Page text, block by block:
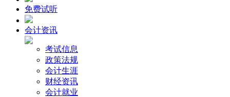
免费试听
会计资讯
考试信息
政策法规
会计生涯
财经资讯
会计就业